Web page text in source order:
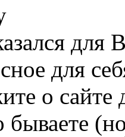
для
о
бываете